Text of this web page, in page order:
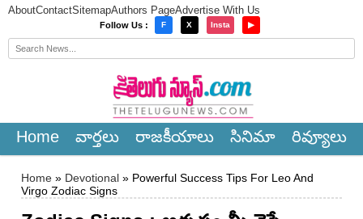
AboutContactSitemapAuthors PageAdvertise With Us
Follow Us : F X Insta ▶
Home వార్త‌లు రాజ‌కీయాలు సినిమా రివ్యూలు
Home » Devotional » Powerful Success Tips For Leo And
Virgo Zodiac Signs